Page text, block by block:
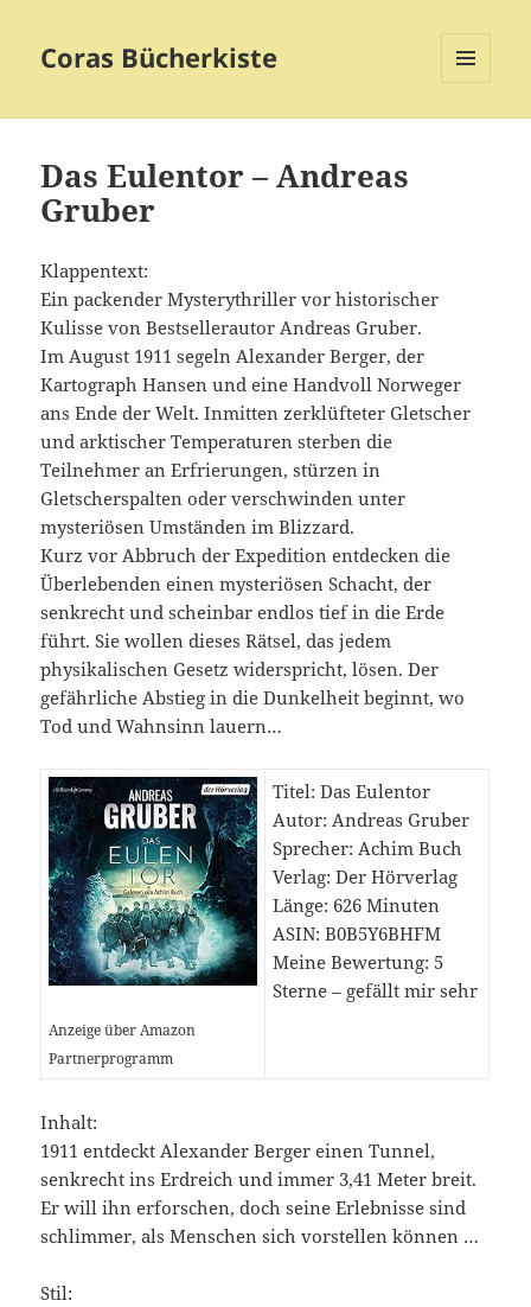
Coras Bücherkiste
Das Eulentor – Andreas
Gruber
Klappentext:
Ein packender Mysterythriller vor historischer
Kulisse von Bestsellerautor Andreas Gruber.
Im August 1911 segeln Alexander Berger, der
Kartograph Hansen und eine Handvoll Norweger
ans Ende der Welt. Inmitten zerklüfteter Gletscher
und arktischer Temperaturen sterben die
Teilnehmer an Erfrierungen, stürzen in
Gletscherspalten oder verschwinden unter
mysteriösen Umständen im Blizzard.
Kurz vor Abbruch der Expedition entdecken die
Überlebenden einen mysteriösen Schacht, der
senkrecht und scheinbar endlos tief in die Erde
führt. Sie wollen dieses Rätsel, das jedem
physikalischen Gesetz widerspricht, lösen. Der
gefährliche Abstieg in die Dunkelheit beginnt, wo
Tod und Wahnsinn lauern…
Anzeige über Amazon
Partnerprogramm
Titel: Das Eulentor
Autor: Andreas Gruber
Sprecher: Achim Buch
Verlag: Der Hörverlag
Länge: 626 Minuten
ASIN: B0B5Y6BHFM
Meine Bewertung: 5
Sterne – gefällt mir sehr
Inhalt:
1911 entdeckt Alexander Berger einen Tunnel,
senkrecht ins Erdreich und immer 3,41 Meter breit.
Er will ihn erforschen, doch seine Erlebnisse sind
schlimmer, als Menschen sich vorstellen können …
Stil: